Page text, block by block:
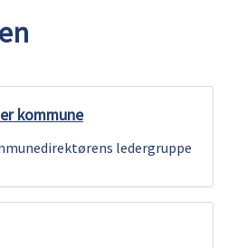
kommune
ledergruppe